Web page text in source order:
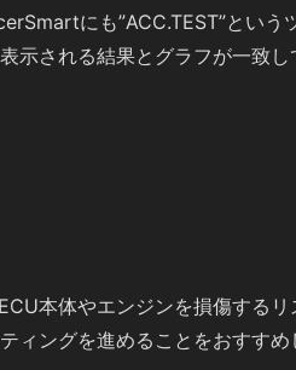
にも”ACC.TEST”とい
示される結果とグラフが一致
本体やエンジンを損傷する
ィングを進めることをおすすめ